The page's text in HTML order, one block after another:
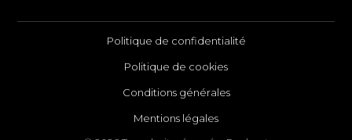
Politique de confidentialité
Politique de cookies
Conditions générales
Mentions légales